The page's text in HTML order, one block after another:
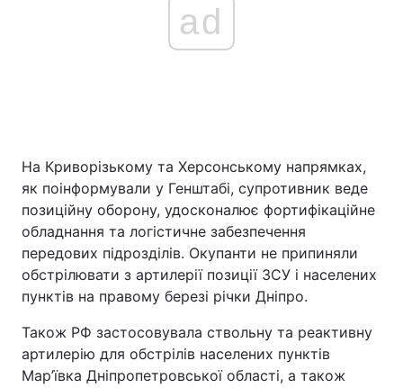
ad
На Криворізькому та Херсонському напрямках,
як поінформували у Генштабі, супротивник веде
позиційну оборону, удосконалює фортифікаційне
обладнання та логістичне забезпечення
передових підрозділів. Окупанти не припиняли
обстрілювати з артилерії позиції ЗСУ і населених
пунктів на правому березі річки Дніпро.
Також РФ застосовувала ствольну та реактивну
артилерію для обстрілів населених пунктів
Мар’ївка Дніпропетровської області, а також